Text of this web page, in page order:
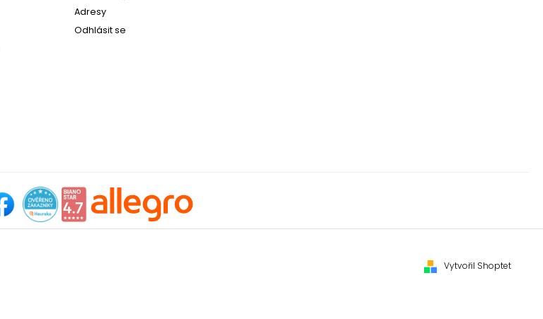
Adresy
Odhlásit se
Vytvořil Shoptet